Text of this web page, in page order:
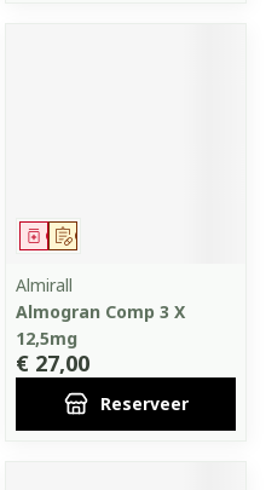
Op voorschrift
Geneesmiddel
Almirall
Almogran Comp 3 X
12,5mg
€ 27,00
Reserveer